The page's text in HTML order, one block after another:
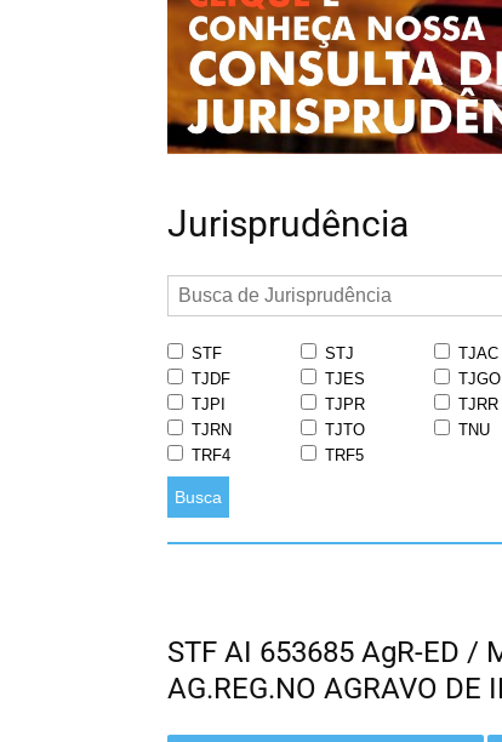
Jurisprudência
STF STJ TJAC
TJDF
TJES TJGO
TJPI
TJPR TJRR
TJRN
TJTO TNU
TRF4
TRF5
Busca
STF AI 653685 AgR-ED /
AG.REG.NO AGRAVO DE